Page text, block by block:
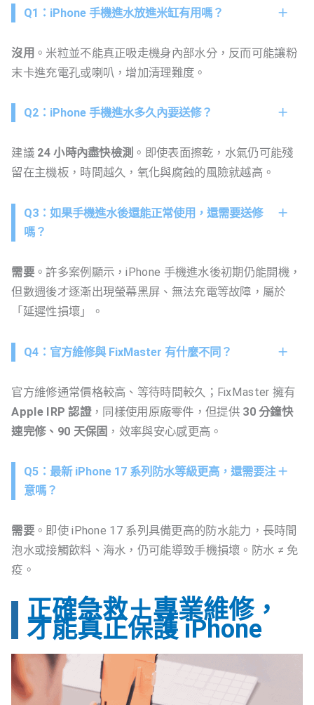
Q1：iPhone 手機進水放進米缸有用嗎？
沒用 。米粒並不能真正吸走機身內部水分，反而可能讓粉
末卡進充電孔或喇叭，增加清理難度。
Q2：iPhone 手機進水多久內要送修？
建議 24 小時內盡快檢測 。即使表面擦乾，水氣仍可能殘
留在主機板，時間越久，氧化與腐蝕的風險就越高。
Q3：如果手機進水後還能正常使用，還需要送修
嗎？
需要 。許多案例顯示，iPhone 手機進水後初期仍能開機，
但數週後才逐漸出現螢幕黑屏、無法充電等故障，屬於
「延遲性損壞」。
Q4：官方維修與 FixMaster 有什麼不同？
官方維修通常價格較高、等待時間較久；FixMaster 擁有
Apple IRP 認證，同樣使用原廠零件，但提供 30 分鐘快
速完修、90 天保固 ，效率與安心感更高。
Q5：最新 iPhone 17 系列防水等級更高，還需要注
意嗎？
需要 。即使 iPhone 17 系列具備更高的防水能力，長時間
泡水或接觸飲料、海水，仍可能導致手機損壞。防水 ≠ 免
疫。
正確急救＋專業維修，
才能真正保護 iPhone